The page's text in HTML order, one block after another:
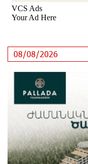
հրաբուխը
Պայթյուն՝
վիրավորների
«Ռեալը»
մասին
Վանաձորում
«Toyota